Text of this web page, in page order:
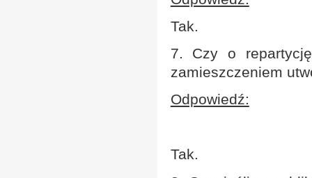
Tak.
7. Czy o
zamieszczeniem
Odpowiedź:
Tak.